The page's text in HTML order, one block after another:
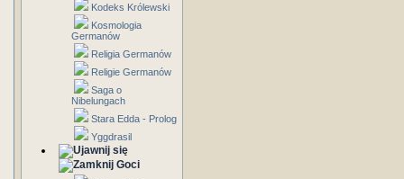
Kodeks Królewski
Kosmologia
Germanów
Religia Germanów
Religie Germanów
Saga o
Nibelungach
Stara Edda - Prolog
Yggdrasil
Goci